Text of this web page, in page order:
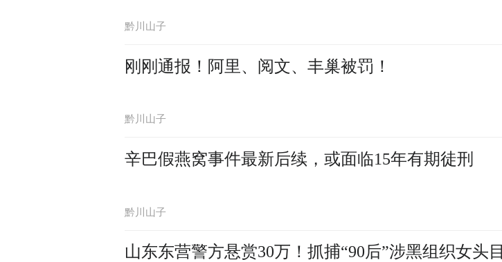
黔川山子
刚刚通报！阿里、阅文、丰巢被罚！
黔川山子
辛巴假燕窝事件最新后续，或面临15年有期徒刑
黔川山子
山东东营警方悬赏30万！抓捕“90后”涉黑组织女头目